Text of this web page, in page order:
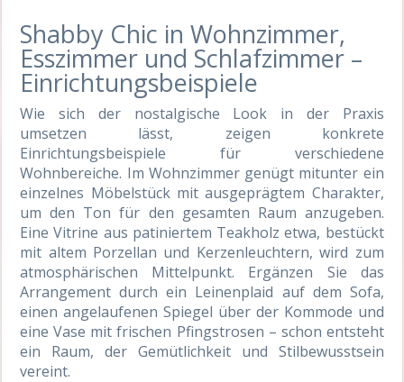
Shabby Chic in Wohnzimmer,
Esszimmer und Schlafzimmer –
Einrichtungsbeispiele
Wie sich der nostalgische Look in der Praxis
umsetzen lässt, zeigen konkrete
Einrichtungsbeispiele für verschiedene
Wohnbereiche. Im Wohnzimmer genügt mitunter ein
einzelnes Möbelstück mit ausgeprägtem Charakter,
um den Ton für den gesamten Raum anzugeben.
Eine Vitrine aus patiniertem Teakholz etwa, bestückt
mit altem Porzellan und Kerzenleuchtern, wird zum
atmosphärischen Mittelpunkt. Ergänzen Sie das
Arrangement durch ein Leinenplaid auf dem Sofa,
einen angelaufenen Spiegel über der Kommode und
eine Vase mit frischen Pfingstrosen – schon entsteht
ein Raum, der Gemütlichkeit und Stilbewusstsein
vereint.